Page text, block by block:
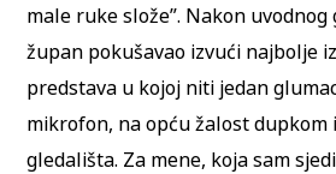
male ruke slože”. Nakon
župan pokušavao izvući najbolje
predstava u kojoj niti jedan
mikrofon, na opću žalost dupkom
gledališta. Za mene, koja sam